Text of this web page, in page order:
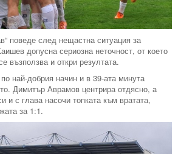
поведе след нещастна ситуация за
допусна сериозна неточност, от което
възползва и откри резултата.
най-добрия начин и в 39-ата минута
Димитър Аврамов центрира отдясно, а
и с глава насочи топката към вратата,
за 1:1.